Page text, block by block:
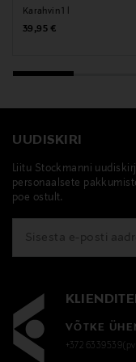
karahvin, veekann,
Karahvin 1 l
Original Price
39,95 €
UUDISKIRI
Liitu Stockmanni
personaalsete
poe ostult.
VÕTKE
+372